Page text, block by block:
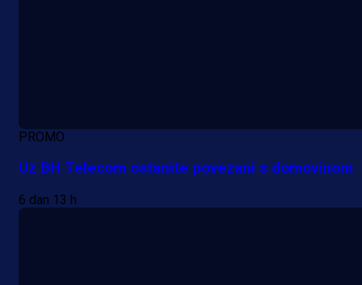
PROMO
Uz BH Telecom ostanite povezani s domovinom
6 dan 13 h